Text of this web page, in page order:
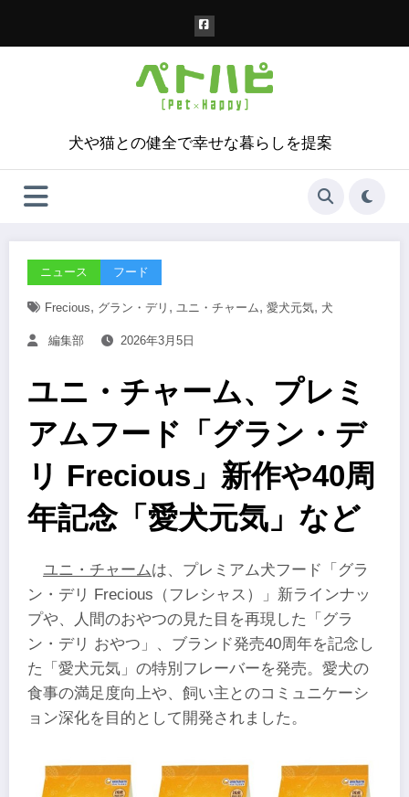
犬や猫との健全で幸せな暮らしを提案
ニュース フード
Frecious, グラン・デリ , ユニ・チャーム, 愛犬元気, 犬
編集部 2026年3月5日
ユニ・チャーム、プレミ
アムフード「グラン・デ
リ Frecious」新作や40周
年記念「愛犬元気」など
ユニ・チャームは、プレミアム犬フード「グラ
ン・デリ Frecious（フレシャス）」新ラインナッ
プや、人間のおやつの見た目を再現した「グラ
ン・デリ おやつ」、ブランド発売40周年を記念し
た「愛犬元気」の特別フレーバーを発売。愛犬の
食事の満足度向上や、飼い主とのコミュニケーシ
ョン深化を目的として開発されました。